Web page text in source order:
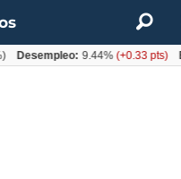
9.44%(+0.33 pts) Bitcoin: